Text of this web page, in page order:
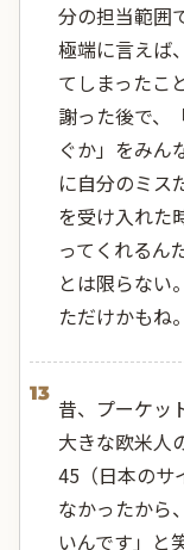
分の担当範囲
極端に言えば
てしまったこ
謝った後で、
ぐか」をみん
に自分のミス
を受け入れた
ってくれるん
とは限らない
ただけかもね。
13
昔、プーケッ
大きな欧米人
45（日本のサ
なかったから
いんです」と